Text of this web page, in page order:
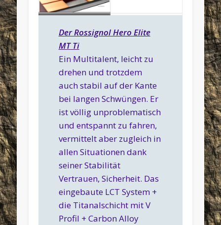
Titanal Schicht mit V
Profil
Der Rossignol Hero Elite
MT Ti
Ein Multitalent, leicht zu
drehen und trotzdem
auch stabil auf der Kante
bei langen Schwüngen. Er
ist völlig unproblematisch
und entspannt zu fahren,
vermittelt aber zugleich in
allen Situationen dank
seiner Stabilität
Vertrauen, Sicherheit. Das
eingebaute LCT System +
die Titanalschicht mit V
Profil + Carbon Alloy